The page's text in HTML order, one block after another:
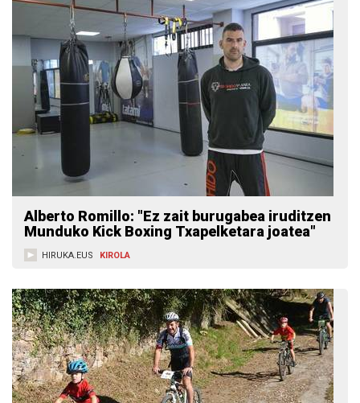
Alberto Romillo: "Ez zait burugabea iruditzen
Munduko Kick Boxing Txapelketara joatea"
HIRUKA.EUS KIROLA